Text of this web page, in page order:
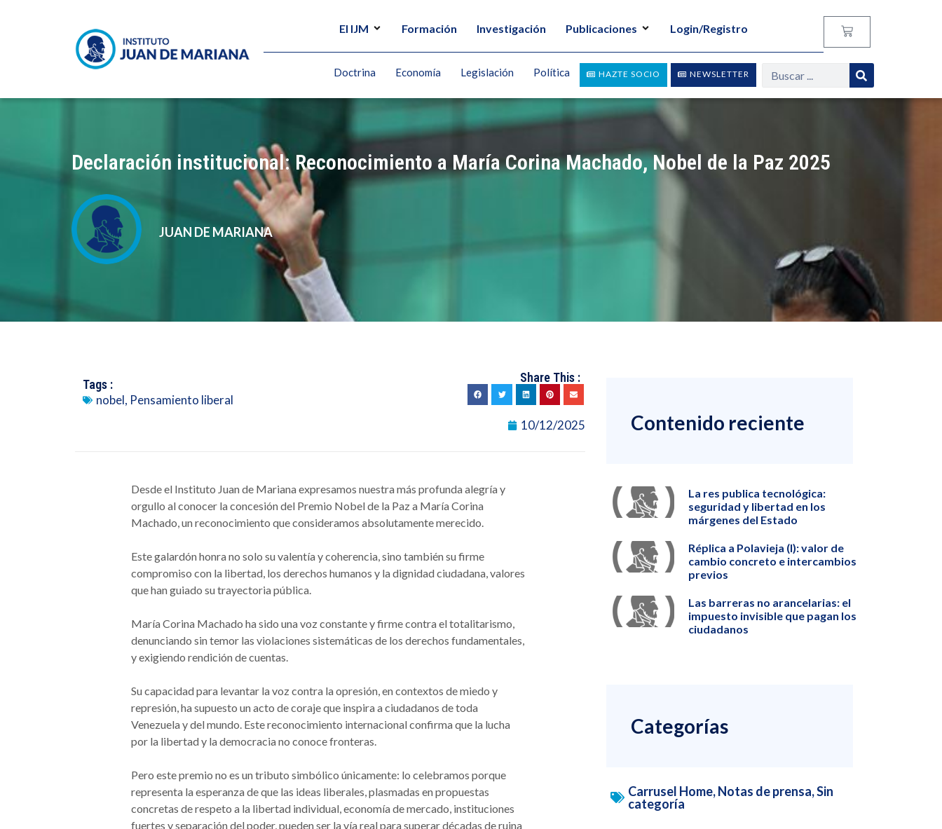
El IJM Formación Investigación Publicaciones Login/Registro
NEWSLETTER
HAZTE SOCIO
Doctrina Economía Legislación Política
Declaración institucional: Reconocimiento a María Corina Machado, Nobel de la Paz 2025
JUAN DE MARIANA
Tags :
nobel, Pensamiento liberal
Share This :
10/12/2025
Desde el Instituto Juan de Mariana expresamos nuestra más profunda alegría y
orgullo al conocer la concesión del Premio Nobel de la Paz a María Corina
Machado, un reconocimiento que consideramos absolutamente merecido.
Este galardón honra no solo su valentía y coherencia, sino también su firme
compromiso con la libertad, los derechos humanos y la dignidad ciudadana, valores
que han guiado su trayectoria pública.
María Corina Machado ha sido una voz constante y firme contra el totalitarismo,
denunciando sin temor las violaciones sistemáticas de los derechos fundamentales,
y exigiendo rendición de cuentas.
Su capacidad para levantar la voz contra la opresión, en contextos de miedo y
represión, ha supuesto un acto de coraje que inspira a ciudadanos de toda
Venezuela y del mundo. Este reconocimiento internacional confirma que la lucha
por la libertad y la democracia no conoce fronteras.
Pero este premio no es un tributo simbólico únicamente: lo celebramos porque
representa la esperanza de que las ideas liberales, plasmadas en propuestas
concretas de respeto a la libertad individual, economía de mercado, instituciones
fuertes y separación del poder, pueden ser la vía real para superar décadas de ruina
Contenido reciente
La res publica tecnológica:
seguridad y libertad en los
márgenes del Estado
Réplica a Polavieja (I): valor de
cambio concreto e intercambios
previos
Las barreras no arancelarias: el
impuesto invisible que pagan los
ciudadanos
Categorías
Carrusel Home,Notas de prensa,Sin
categoría